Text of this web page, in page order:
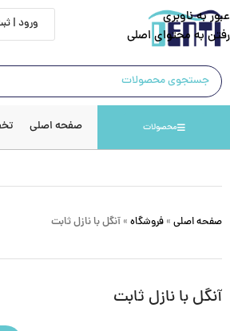
عبور به ناوبری
رفتن به محتوای اصلی
ورود |
محصولات صفحه اصلی
صفحه اصلی » فروشگاه » آنگل با نازل ثابت
آنگل با نازل ثابت